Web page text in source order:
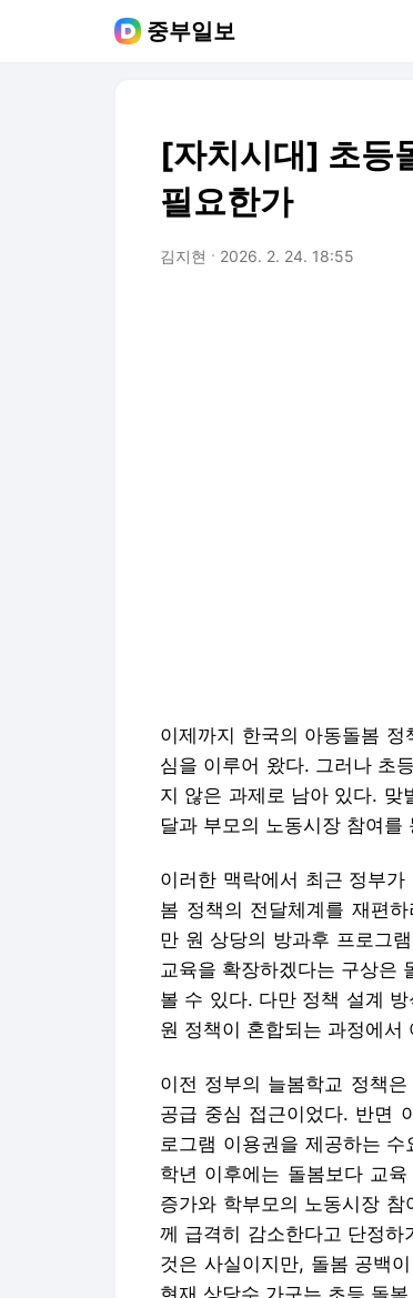
중부일보
[자치시대] 초등
필요한가
김지현 2026. 2. 24. 18:55
이제까지 한국의 아동돌봄
심을 이루어 왔다. 그러나 초
지 않은 과제로 남아 있다. 맞
달과 부모의 노동시장 참여
이러한 맥락에서 최근 정부
봄 정책의 전달체계를 재편
만 원 상당의 방과후 프로그
교육을 확장하겠다는 구상은
볼 수 있다. 다만 정책 설계
원 정책이 혼합되는 과정에서
이전 정부의 늘봄학교 정책
공급 중심 접근이었다. 반면
로그램 이용권을 제공하는
학년 이후에는 돌봄보다 교
증가와 학부모의 노동시장
께 급격히 감소한다고 단정
것은 사실이지만, 돌봄 공백
현재 상당수 가구는 초등 돌